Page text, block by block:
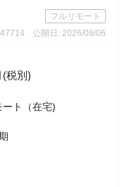
フルリモート
公開日: 2026/08/06
(税別)
ト（在宅)